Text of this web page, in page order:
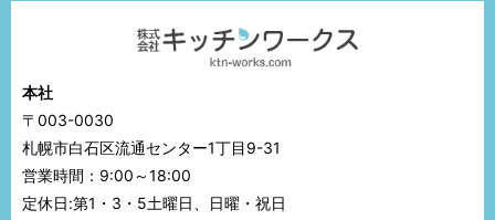
本社
〒003-0030
札幌市白石区流通センター1丁目9-31
営業時間：9:00～18:00
定休日:第1・3・5土曜日、日曜・祝日